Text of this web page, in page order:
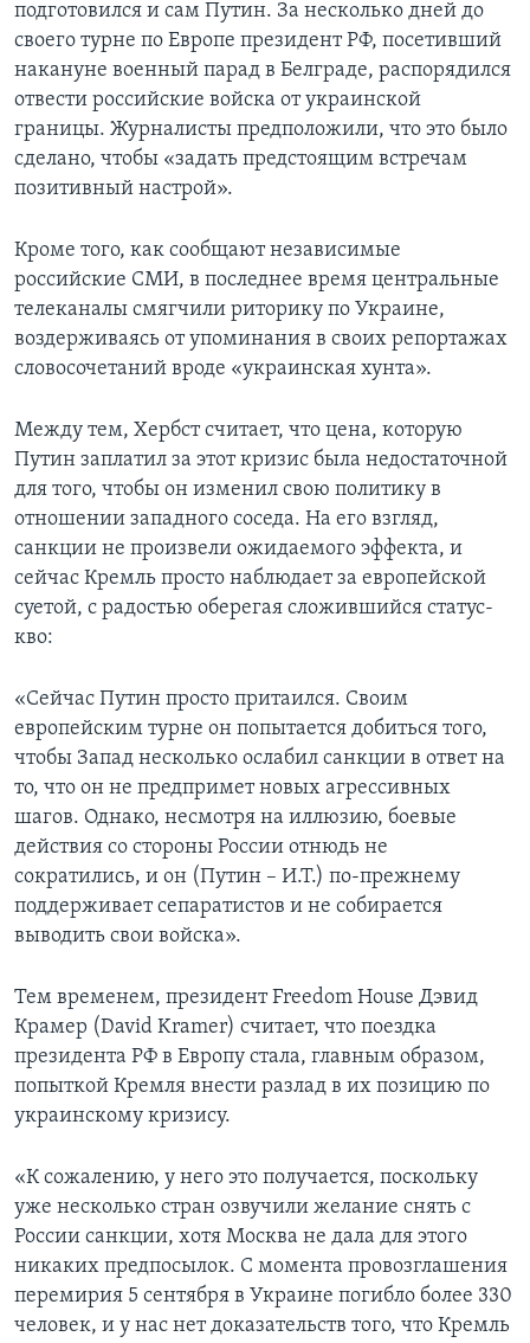
подготовился и сам Путин. За несколько дней до
своего турне по Европе президент РФ, посетивший
накануне военный парад в Белграде, распорядился
отвести российские войска от украинской
границы. Журналисты предположили, что это было
сделано, чтобы «задать предстоящим встречам
позитивный настрой».
Кроме того, как сообщают независимые
российские СМИ, в последнее время центральные
телеканалы смягчили риторику по Украине,
воздерживаясь от упоминания в своих репортажах
словосочетаний вроде «украинская хунта».
Между тем, Хербст считает, что цена, которую
Путин заплатил за этот кризис была недостаточной
для того, чтобы он изменил свою политику в
отношении западного соседа. На его взгляд,
санкции не произвели ожидаемого эффекта, и
сейчас Кремль просто наблюдает за европейской
суетой, с радостью оберегая сложившийся статус-
кво:
«Сейчас Путин просто притаился. Своим
европейским турне он попытается добиться того,
чтобы Запад несколько ослабил санкции в ответ на
то, что он не предпримет новых агрессивных
шагов. Однако, несмотря на иллюзию, боевые
действия со стороны России отнюдь не
сократились, и он (Путин – И.Т.) по-прежнему
поддерживает сепаратистов и не собирается
выводить свои войска».
Тем временем, президент Freedom House Дэвид
Крамер (David Kramer) считает, что поездка
президента РФ в Европу стала, главным образом,
попыткой Кремля внести разлад в их позицию по
украинскому кризису.
«К сожалению, у него это получается, поскольку
уже несколько стран озвучили желание снять с
России санкции, хотя Москва не дала для этого
никаких предпосылок. С момента провозглашения
перемирия 5 сентября в Украине погибло более 330
человек, и у нас нет доказательств того, что Кремль